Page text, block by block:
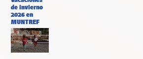
de invierno
2026 en
MUNTREF